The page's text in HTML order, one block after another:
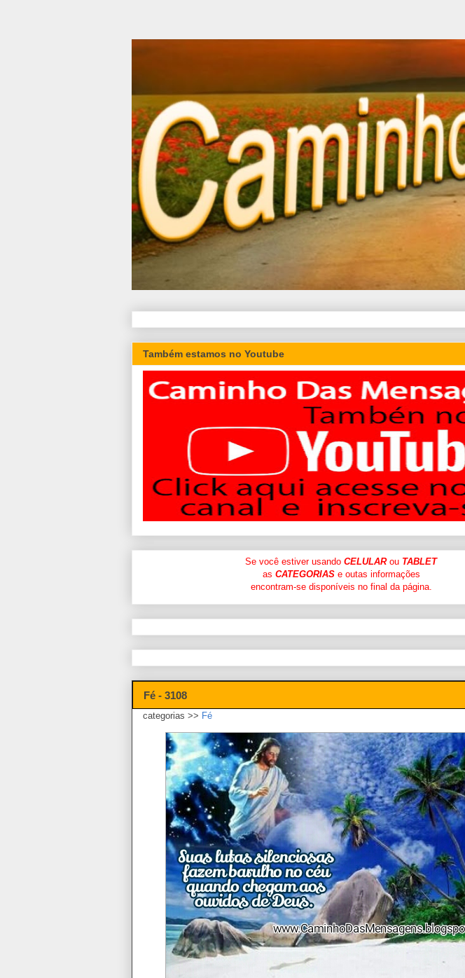
Também estamos no Youtube
Se você estiver usando CELULARou TABLET
as CATEGORIASe outas informações
encontram-se disponíveis no final da página.
Fé - 3108
categorias >> Fé